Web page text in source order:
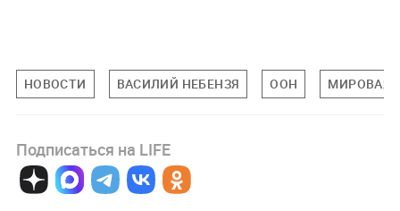
НОВОСТИ ВАСИЛИЙ НЕБЕНЗЯ ООН МИРОВАЯ
Подписаться на LIFE